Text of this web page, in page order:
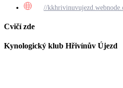
//
Cvičí zde
Kynologický klub Hřivínův Újezd